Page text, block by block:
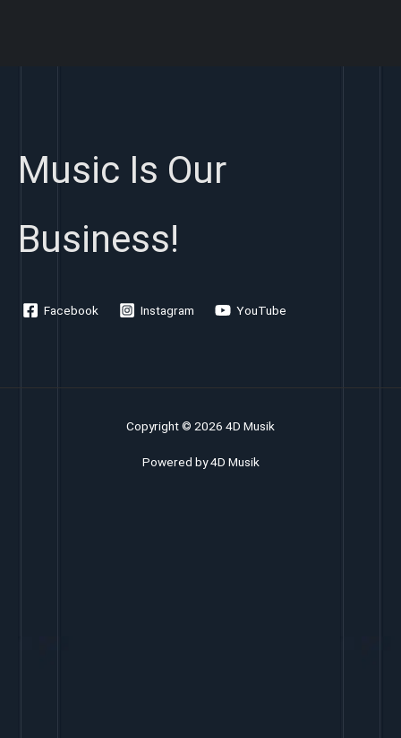
Music Is Our
Business!
Facebook Instagram YouTube
Copyright © 2026 4D Musik
Powered by 4D Musik